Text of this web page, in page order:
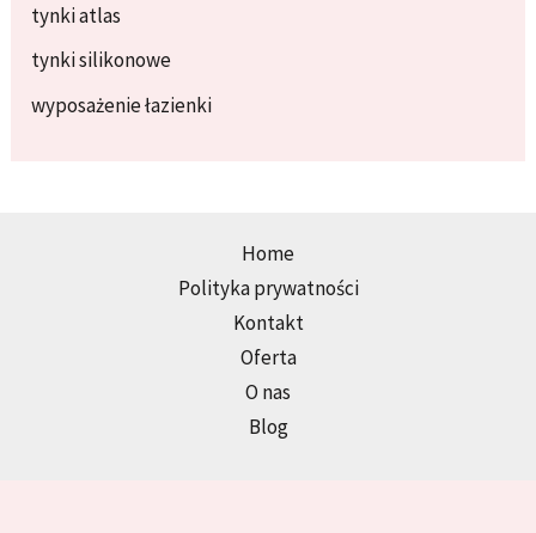
tynki atlas
tynki silikonowe
wyposażenie łazienki
Home
Polityka prywatności
Kontakt
Oferta
O nas
Blog